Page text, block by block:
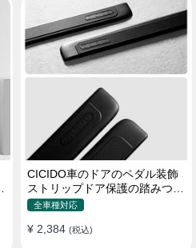
CICIDO車のドアのペダル装飾
ストリップドア保護の踏みつけ
防止
全車種対応
¥ 2,384 (税込)